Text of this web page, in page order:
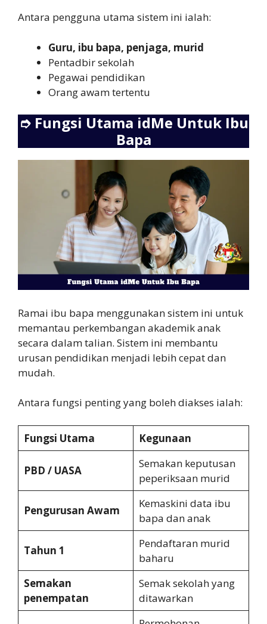
Antara pengguna utama sistem ini ialah:
Guru, ibu bapa, penjaga, murid
Pentadbir sekolah
Pegawai pendidikan
Orang awam tertentu
➮ Fungsi Utama idMe Untuk Ibu
Bapa
Ramai ibu bapa menggunakan sistem ini untuk
memantau perkembangan akademik anak
secara dalam talian. Sistem ini membantu
urusan pendidikan menjadi lebih cepat dan
mudah.
Antara fungsi penting yang boleh diakses ialah:
Fungsi Utama Kegunaan
PBD / UASA
Semakan keputusan
peperiksaan murid
Pengurusan Awam
Kemaskini data ibu
bapa dan anak
Tahun 1
Pendaftaran murid
baharu
Semakan
penempatan
Semak sekolah yang
ditawarkan